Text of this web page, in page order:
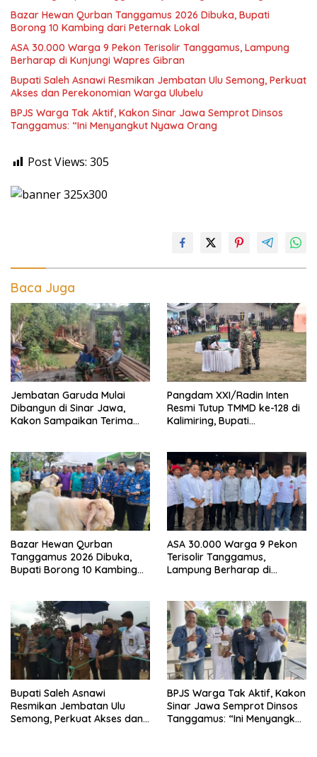
Bazar Hewan Qurban Tanggamus 2026 Dibuka, Bupati
Borong 10 Kambing dari Peternak Lokal
ASA 30.000 Warga 9 Pekon Terisolir Tanggamus, Lampung
Berharap di Kunjungi Wapres Gibran
Bupati Saleh Asnawi Resmikan Jembatan Ulu Semong, Perkuat
Akses dan Perekonomian Warga Ulubelu
BPJS Warga Tak Aktif, Kakon Sinar Jawa Semprot Dinsos
Tanggamus: “Ini Menyangkut Nyawa Orang
Post Views: 305
Baca Juga
Jembatan Garuda Mulai
Dibangun di Sinar Jawa,
Kakon Sampaikan Terima
Pangdam XXI/Radin Inten
Resmi Tutup TMMD ke-128 di
Kalimiring, Bupati
Bazar Hewan Qurban
Tanggamus 2026 Dibuka,
Bupati Borong 10 Kambing
ASA 30.000 Warga 9 Pekon
Terisolir Tanggamus,
Lampung Berharap di
Bupati Saleh Asnawi
Resmikan Jembatan Ulu
Semong, Perkuat Akses dan
BPJS Warga Tak Aktif, Kakon
Sinar Jawa Semprot Dinsos
Tanggamus: “Ini Menyangkut